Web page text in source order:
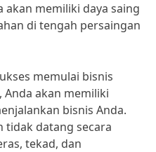
memiliki daya saing
di tengah persaingan
memulai bisnis
akan memiliki
bisnis Anda.
tidak datang secara
tekad, dan